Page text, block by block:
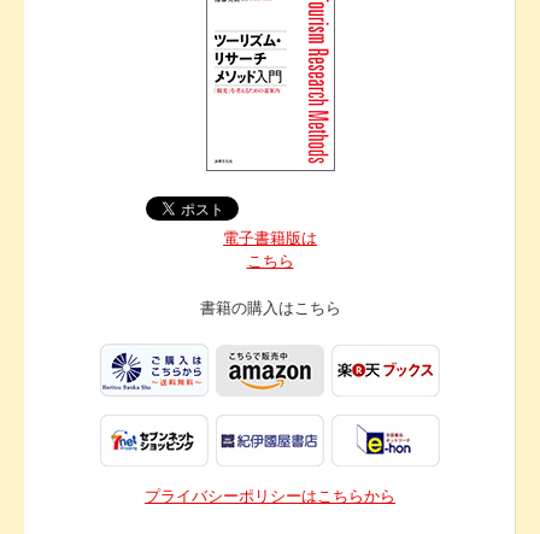
電子書籍版は
こちら
書籍の購入はこちら
プライバシーポリシーはこちらから